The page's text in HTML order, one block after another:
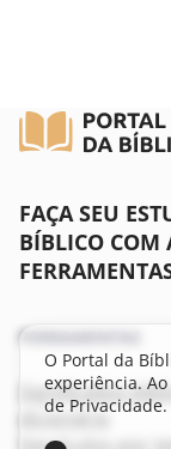
FAÇA SEU
BÍBLICO COM
FERRAMENTAS
Significados
dicionário
O Portal da
experiência.
de Privacidade.